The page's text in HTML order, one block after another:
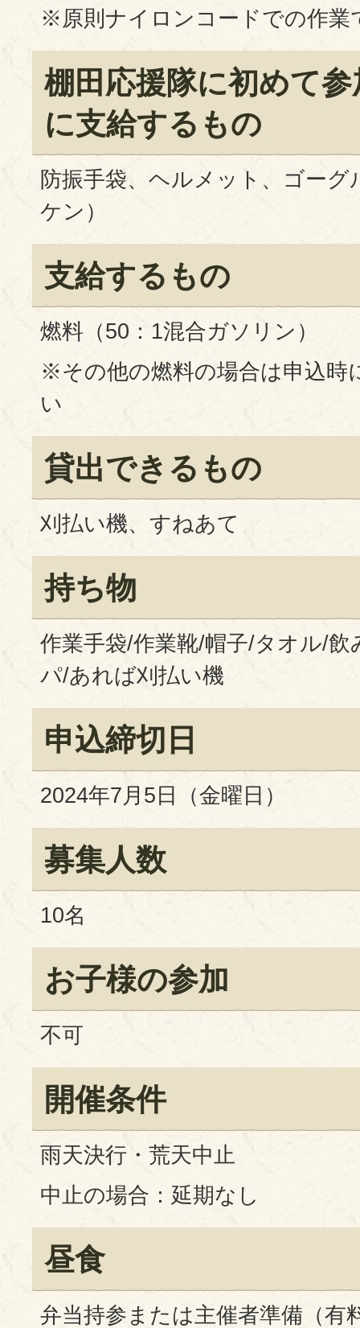
※原則ナイロンコードでの作業
棚田応援隊に初めて
に支給するもの
防振手袋、ヘルメット、ゴーグ
ケン）
支給するもの
燃料（50：1混合ガソリン）
※その他の燃料の場合は申込時
い
貸出できるもの
刈払い機、すねあて
持ち物
作業手袋/作業靴/帽子/タオル/
パ/あれば刈払い機
申込締切日
2024年7月5日（金曜日）
募集人数
10名
お子様の参加
不可
開催条件
雨天決行・荒天中止
中止の場合：延期なし
昼食
弁当持参または主催者準備（有